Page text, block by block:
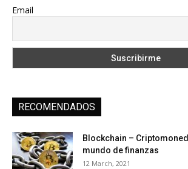
Email
RECOMENDADOS
Blockchain –
mundo de finanzas
12 March, 2021